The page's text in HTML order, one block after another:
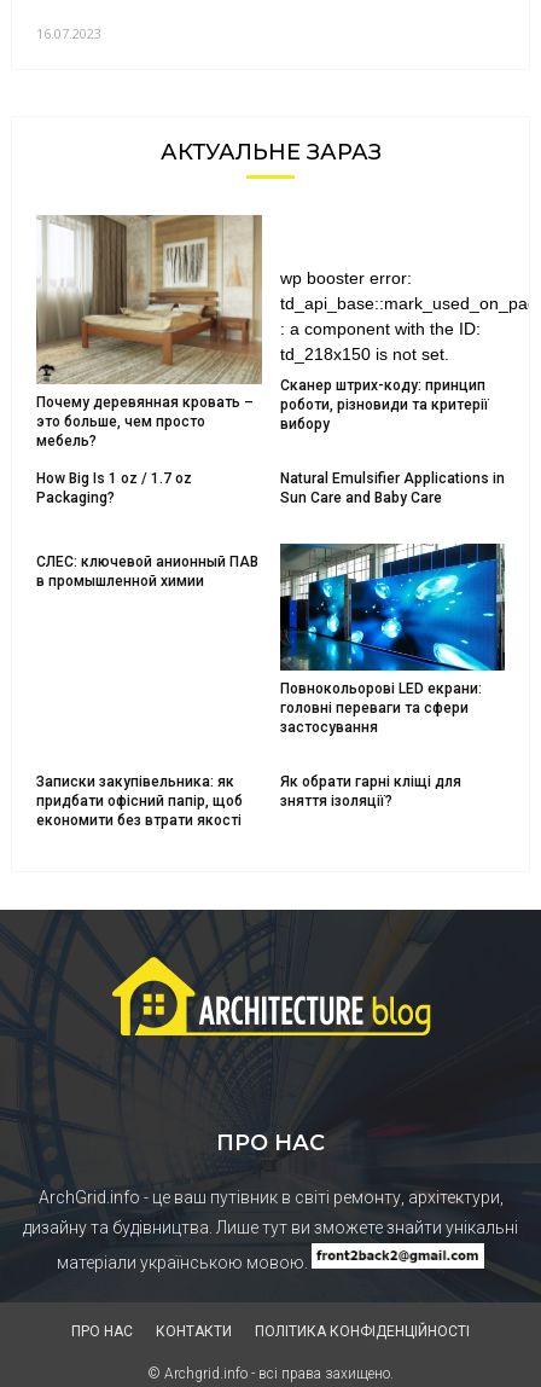
16.07.2023
АКТУАЛЬНЕ ЗАРАЗ
Почему деревянная кровать –
это больше, чем просто
мебель?
wp booster error:
: a component with the ID:
td_218x150 is not set.
Сканер штрих-коду: принцип
роботи, різновиди та критерії
вибору
How Big Is 1 oz / 1.7 oz
Packaging?
Natural Emulsifier Applications in
Sun Care and Baby Care
СЛЕС: ключевой анионный ПАВ
в промышленной химии
Повнокольорові LED екрани:
головні переваги та сфери
застосування
Записки закупівельника: як
придбати офісний папір, щоб
економити без втрати якості
Як обрати гарні кліщі для
зняття ізоляції?
ПРО НАС
ArchGrid.info - це ваш путівник в світі ремонту, архітектури,
дизайну та будівництва. Лише тут ви зможете знайти унікальні
матеріали українською мовою.
ПРО НАС КОНТАКТИ ПОЛІТИКА КОНФІДЕНЦІЙНОСТІ
© Archgrid.info - всі права захищено.